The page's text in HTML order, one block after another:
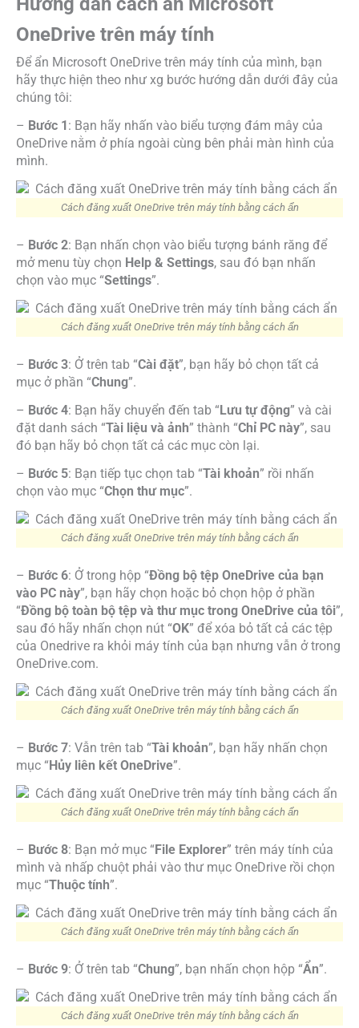
OneDrive trên máy tính
Để ẩn Microsoft OneDrive trên máy tính của mình, bạn
hãy thực hiện theo như xg bước hướng dẫn dưới đây của
chúng tôi:
– Bước 1 : Bạn hãy nhấn vào biểu tượng đám mây của
OneDrive nằm ở phía ngoài cùng bên phải màn hình của
mình.
Cách đăng xuất OneDrive trên máy tính bằng cách ẩn
– Bước 2: Bạn nhấn chọn vào biểu tượng bánh răng để
mở menu tùy chọn Help & Settings, sau đó bạn nhấn
chọn vào mục “Settings”.
Cách đăng xuất OneDrive trên máy tính bằng cách ẩn
– Bước 3: Ở trên tab “Cài đặt”, bạn hãy bỏ chọn tất cả
mục ở phần “Chung”.
– Bước 4: Bạn hãy chuyển đến tab “Lưu tự động” và cài
đặt danh sách “Tài liệu và ảnh” thành “Chỉ PC này”, sau
đó bạn hãy bỏ chọn tất cả các mục còn lại.
– Bước 5: Bạn tiếp tục chọn tab “Tài khoản” rồi nhấn
chọn vào mục “Chọn thư mục”.
Cách đăng xuất OneDrive trên máy tính bằng cách ẩn
– Bước 6: Ở trong hộp “Đồng bộ tệp OneDrive của bạn
vào PC này”, bạn hãy chọn hoặc bỏ chọn hộp ở phần
“Đồng bộ toàn bộ tệp và thư mục trong OneDrive của tôi”,
sau đó hãy nhấn chọn nút “OK” để xóa bỏ tất cả các tệp
của Onedrive ra khỏi máy tính của bạn nhưng vẫn ở trong
OneDrive.com.
Cách đăng xuất OneDrive trên máy tính bằng cách ẩn
– Bước 7: Vẫn trên tab “Tài khoản”, bạn hãy nhấn chọn
mục “Hủy liên kết OneDrive”.
Cách đăng xuất OneDrive trên máy tính bằng cách ẩn
– Bước 8: Bạn mở mục “File Explorer” trên máy tính của
mình và nhấp chuột phải vào thư mục OneDrive rồi chọn
mục “Thuộc tính”.
Cách đăng xuất OneDrive trên máy tính bằng cách ẩn
– Bước 9: Ở trên tab “Chung”, bạn nhấn chọn hộp “Ẩn”.
Cách đăng xuất OneDrive trên máy tính bằng cách ẩn